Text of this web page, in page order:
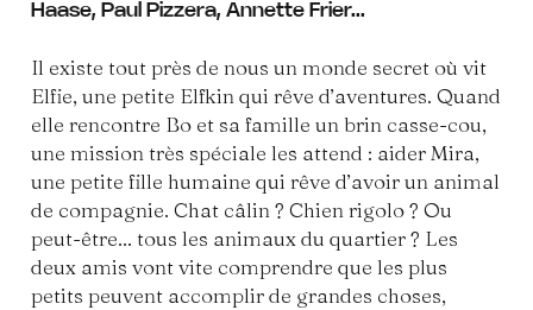
Haase, Paul Pizzera, Annette Frier...
Il existe tout près de nous un monde secret où vit
Elfie, une petite Elfkin qui rêve d’aventures. Quand
elle rencontre Bo et sa famille un brin casse-cou,
une mission très spéciale les attend : aider Mira,
une petite fille humaine qui rêve d’avoir un animal
de compagnie. Chat câlin ? Chien rigolo ? Ou
peut-être... tous les animaux du quartier ? Les
deux amis vont vite comprendre que les plus
petits peuvent accomplir de grandes choses,